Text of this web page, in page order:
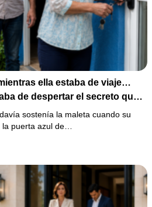
ella estaba de viaje…
de despertar el secreto que
sostenía la maleta cuando su
puerta azul de…